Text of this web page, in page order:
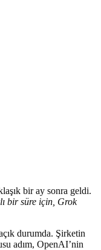
bir ay sonra geldi.
bir süre için, Grok
durumda. Şirketin
adım, OpenAI’nin